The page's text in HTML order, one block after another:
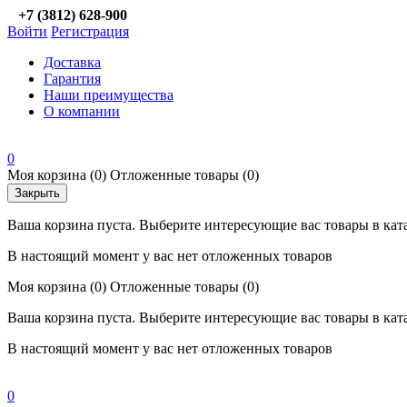
+7 (3812) 628-900
Войти Регистрация
Доставка
Гарантия
Наши преимущества
О компании
0
Моя корзина (0) Отложенные товары (0)
Закрыть
Ваша корзина пуста. Выберите интересующие вас товары в
В настоящий момент у вас нет отложенных товаров
Моя корзина (0) Отложенные товары (0)
Ваша корзина пуста. Выберите интересующие вас товары в
В настоящий момент у вас нет отложенных товаров
0